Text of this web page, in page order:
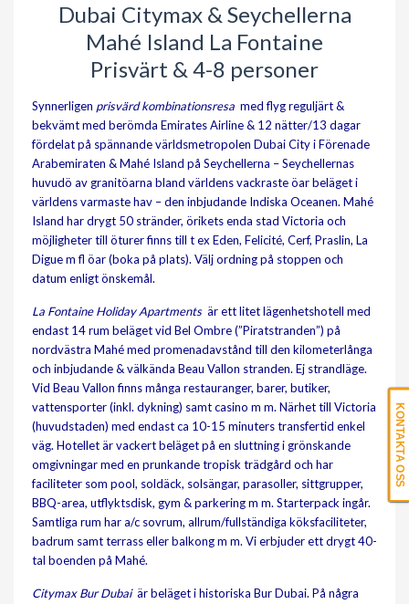
Dubai Citymax & Seychellerna
Mahé Island La Fontaine
Prisvärt & 4-8 personer
Synnerligen prisvärd kombinationsresa med flyg reguljärt &
bekvämt med berömda Emirates Airline & 12 nätter/13 dagar
fördelat på spännande världsmetropolen Dubai City i Förenade
Arabemiraten & Mahé Island på Seychellerna – Seychellernas
huvudö av granitöarna bland världens vackraste öar beläget i
världens varmaste hav – den inbjudande Indiska Oceanen. Mahé
Island har drygt 50 stränder, örikets enda stad Victoria och
möjligheter till öturer finns till t ex Eden, Felicité, Cerf, Praslin, La
Digue m fl öar (boka på plats). Välj ordning på stoppen och
datum enligt önskemål.
La Fontaine Holiday Apartmentsär ett litet lägenhetshotell med
endast 14 rum beläget vid Bel Ombre (”Piratstranden”) på
nordvästra Mahé med promenadavstånd till den kilometerlånga
och inbjudande & välkända Beau Vallon stranden. Ej strandläge.
Vid Beau Vallon finns många restauranger, barer, butiker,
vattensporter (inkl. dykning) samt casino m m. Närhet till Victoria
(huvudstaden) med endast ca 10-15 minuters transfertid enkel
väg. Hotellet är vackert beläget på en sluttning i grönskande
omgivningar med en prunkande tropisk trädgård och har
faciliteter som pool, soldäck, solsängar, parasoller, sittgrupper,
BBQ-area, utflyktsdisk, gym & parkering m m. Starterpack ingår.
Samtliga rum har a/c sovrum, allrum/fullständiga köksfaciliteter,
badrum samt terrass eller balkong m m. Vi erbjuder ett drygt 40-
tal boenden på Mahé.
Citymax Bur Dubaiär beläget i historiska Bur Dubai. På några
KONTAKTA OSS